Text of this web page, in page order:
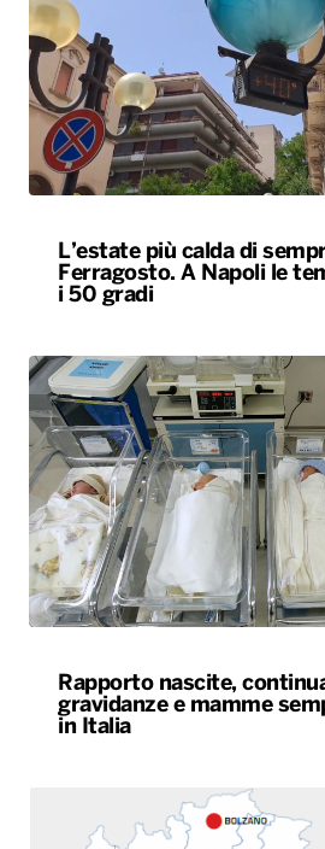
L’estate più calda di
Ferragosto. A Napoli le
i 50 gradi
Rapporto nascite,
gravidanze e mamme
in Italia